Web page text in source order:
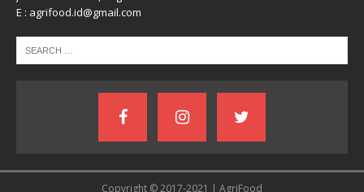
E : agrifood.id@gmail.com
Copyright © 2017-2021 | AgriFood